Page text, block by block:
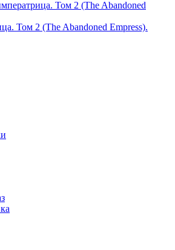
Том 2 (The Abandoned Empress).